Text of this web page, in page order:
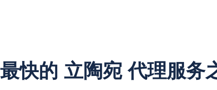
最快的 立陶宛 代理服务